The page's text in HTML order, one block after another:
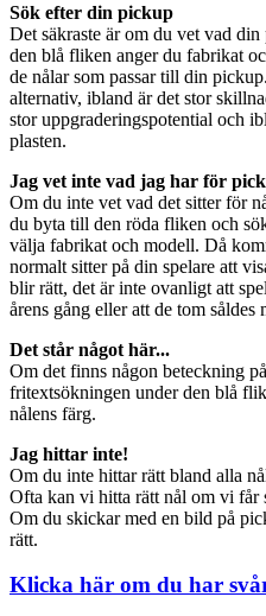
Sök efter din pickup
Det säkraste är om du vet vad
den blå fliken anger du fabrikat
de nålar som passar till din
alternativ, ibland är det stor
stor uppgraderingspotential och
plasten.
Jag vet inte vad jag har för
Om du inte vet vad det sitter för
du byta till den röda fliken och
välja fabrikat och modell. Då
normalt sitter på din spelare att
blir rätt, det är inte ovanligt att
årens gång eller att de tom såldes
Det står något här...
Om det finns någon beteckning
fritextsökningen under den blå
nålens färg.
Jag hittar inte!
Om du inte hittar rätt bland alla
Ofta kan vi hitta rätt nål om vi får
Om du skickar med en bild på
rätt.
Klicka här om du har